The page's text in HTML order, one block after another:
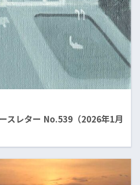
スレター No.539（2026年1月